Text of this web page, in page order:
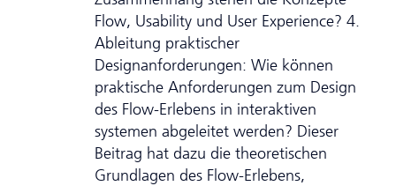
Flow, Usability und User Experience? 4.
Ableitung praktischer
Designanforderungen: Wie können
praktische Anforderungen zum Design
des Flow-Erlebens in interaktiven
systemen abgeleitet werden? Dieser
Beitrag hat dazu die theoretischen
Grundlagen des Flow-Erlebens,